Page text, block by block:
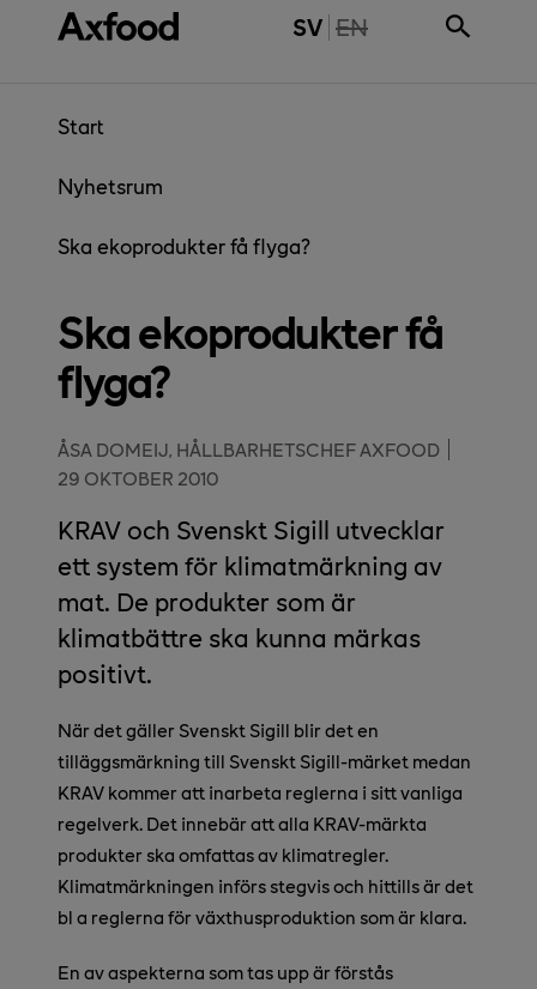
Gå direkt till innehåll SV THE PAGE IS NOT
EN
Start
Nyhetsrum
Ska ekoprodukter få flyga?
Ska ekoprodukter få
flyga?
ÅSA DOMEIJ, HÅLLBARHETSCHEF AXFOOD
29 OKTOBER 2010
KRAV och Svenskt Sigill utvecklar
ett system för klimatmärkning av
mat. De produkter som är
klimatbättre ska kunna märkas
positivt.
När det gäller Svenskt Sigill blir det en
tilläggsmärkning till Svenskt Sigill-märket medan
KRAV kommer att inarbeta reglerna i sitt vanliga
regelverk. Det innebär att alla KRAV-märkta
produkter ska omfattas av klimatregler.
Klimatmärkningen införs stegvis och hittills är det
bl a reglerna för växthusproduktion som är klara.
En av aspekterna som tas upp är förstås